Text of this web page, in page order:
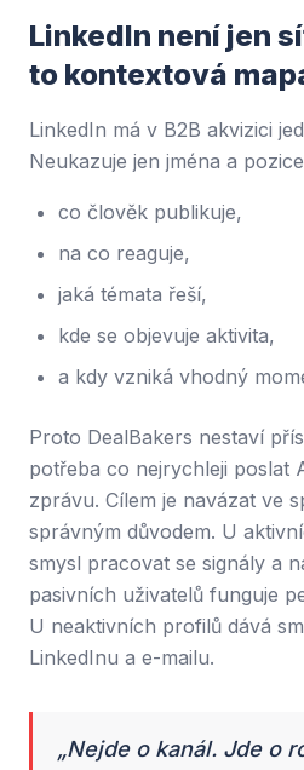
LinkedIn není jen
to kontextová
LinkedIn má v B2B akvizici
Neukazuje jen jména a
co člověk publikuje,
na co reaguje,
jaká témata řeší,
kde se objevuje aktivita,
a kdy vzniká vhodný
Proto DealBakers nestaví
potřeba co nejrychleji poslat
zprávu. Cílem je navázat ve
správným důvodem. U
smysl pracovat se signály a
pasivních uživatelů funguje
U neaktivních profilů dává
LinkedInu a e-mailu.
„Nejde o kanál. Jde o